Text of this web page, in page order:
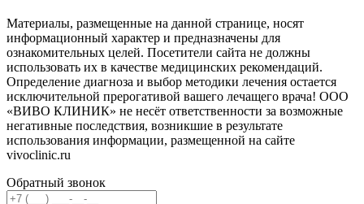
Материалы, размещенные на данной странице, носят
информационный характер и предназначены для
ознакомительных целей. Посетители сайта не должны
использовать их в качестве медицинских рекомендаций.
Определение диагноза и выбор методики лечения остается
исключительной прерогативой вашего лечащего врача! ООО
«ВИВО КЛИНИК» не несёт ответственности за возможные
негативные последствия, возникшие в результате
использования информации, размещенной на сайте
vivoclinic.ru
Обратный звонок
Телефон